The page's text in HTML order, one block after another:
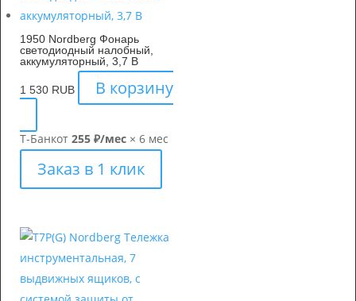
1950 Nordberg Фонарь
светодиодный налобный,
аккумуляторный, 3,7 В
1 530 RUB В корзину
Т-Банкот 255 ₽/мес × 6 мес
Заказ в 1 клик